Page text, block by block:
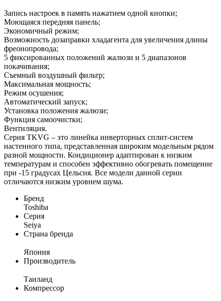
Запись настроек в память нажатием одной кнопки;
Моющаяся передняя панель;
Экономичный режим;
Возможность дозаправки хладагента для увеличения длины
фреонопровода;
5 фиксированных положений жалюзи и 5 диапазонов
покачивания;
Съемный воздушный фильтр;
Максимальная мощность;
Режим осушения;
Автоматический запуск;
Установка положения жалюзи;
Функция самоочистки;
Вентиляция.
Серия TKVG – это линейка инверторных сплит-систем
настенного типа, представленная широким модельным рядом
разной мощности. Кондиционер адаптирован к низким
температурам и способен эффективно обогревать помещение
при -15 градусах Цельсия. Все модели данной серии
отличаются низким уровнем шума.
Бренд
Toshiba
Серия
Seiya
Страна бренда
Япония
Производитель
Таиланд
Компрессор